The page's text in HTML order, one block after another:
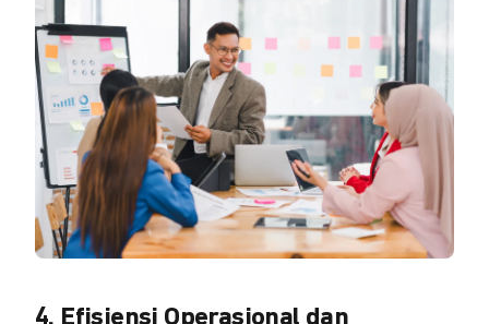
4. Efisiensi Operasional dan